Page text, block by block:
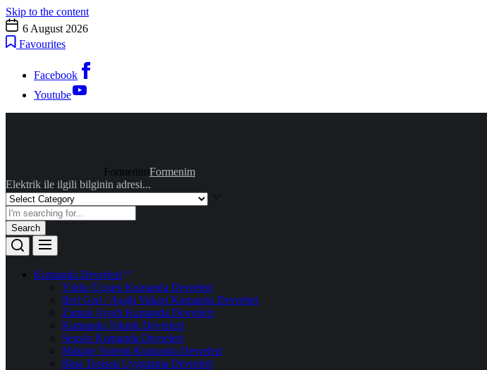
Skip to the content
6 August 2026
Favourites
Facebook
Youtube
FormenimFormenim
Elektrik ile ilgili bilginin adresi...
Search
Kumanda Devreleri
Yıldız Üçgen Kumanda Devreleri
İleri Geri / Aşağı Yukarı Kumanda Devreleri
Zaman Ayarlı Kumanda Devreleri
Kumanda Teknik Devreleri
Sensör Kumanda Devreleri
Makine Sistemi Kumanda Devreleri
Bina Tesisatı Uygulama Devreleri